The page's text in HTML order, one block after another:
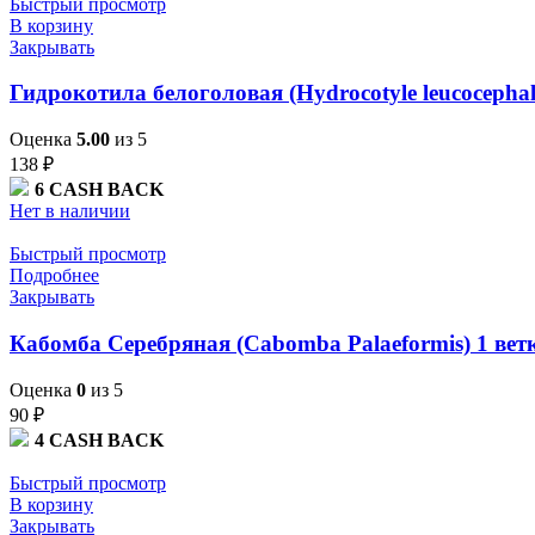
В корзину
Закрывать
Гидрокотила белоголовая (Hydrocotyle
Оценка 5.00 из 5
138 ₽
6 CASH BACK
Нет в наличии
Быстрый просмотр
Подробнее
Закрывать
Кабомба Серебряная (Cabomba Palaeformis) 1
Оценка 0 из 5
90 ₽
4 CASH BACK
Быстрый просмотр
В корзину
Закрывать